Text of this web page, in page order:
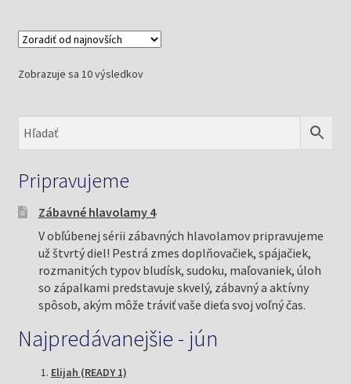
Zobrazuje sa 10 výsledkovZoradené
Pripravujeme
Zábavné hlavolamy 4
V obľúbenej sérii zábavných hlavolamov pripravujeme
už štvrtý diel! Pestrá zmes doplňovačiek, spájačiek,
rozmanitých typov bludísk, sudoku, maľovaniek, úloh
so zápalkami predstavuje skvelý, zábavný a aktívny
spôsob, akým môže tráviť vaše dieťa svoj voľný čas.
Najpredávanejšie - jún
Elijah (READY 1)